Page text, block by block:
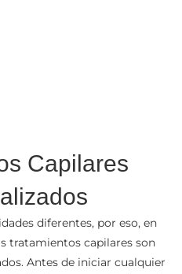
Capilares
diferentes, por eso, en
tratamientos capilares son
Antes de iniciar cualquier